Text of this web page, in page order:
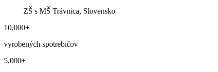
ZŠ s MŠ Trávnica, Slovensko
10,000+
vyrobených spotrebičov
5,000+